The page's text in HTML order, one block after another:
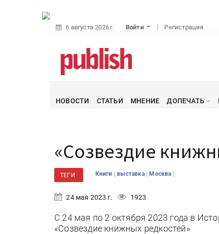
6 августа 2026 г. Войти Регистрация
НОВОСТИ СТАТЬИ МНЕНИЕ ДОПЕЧАТЬ
«Созвездие
ТЕГИ Книги |выставка |Москва |
24 мая 2023 г. 1923
С 24 мая по 2 октября 2023 года в
«Созвездие книжных редкостей»